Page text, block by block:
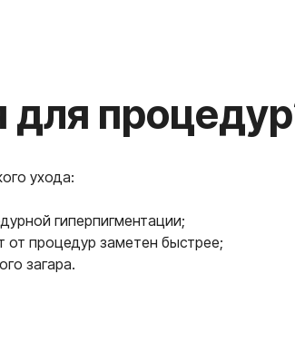
ухода:
гиперпигментации;
процедур заметен быстрее;
загара.